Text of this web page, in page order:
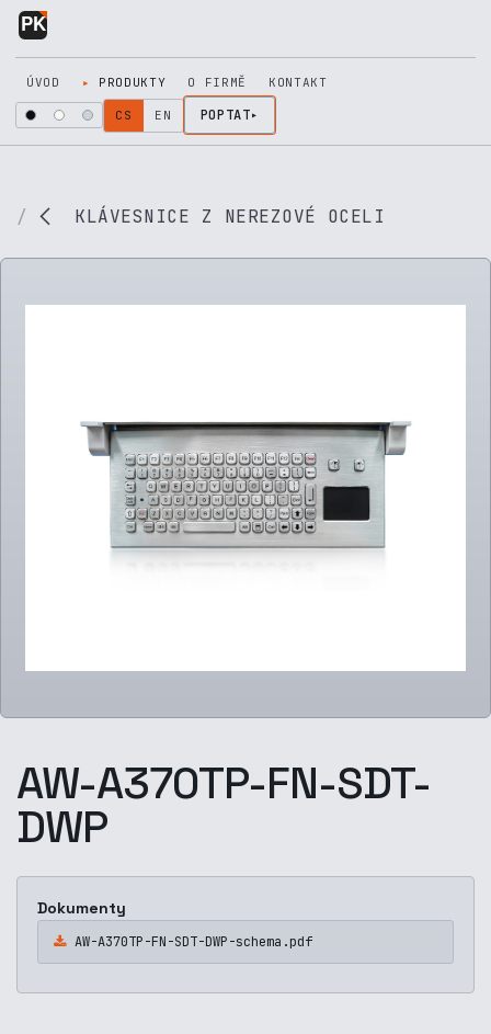
Přejít na obsah
ÚVOD PRODUKTY O FIRMĚ KONTAKT
CS EN POPTAT
KLÁVESNICE Z NEREZOVÉ OCELI
AW-A370TP-FN-SDT-
DWP
Dokumenty
AW-A370TP-FN-SDT-DWP-schema.pdf